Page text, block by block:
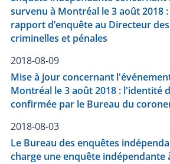
survenu à Montréal le 3 août 2018
rapport d’enquête au Directeur
criminelles et pénales
2018-08-09
Mise à jour concernant
Montréal le 3 août 2018 : l'identité
confirmée par le Bureau du
2018-08-03
Le Bureau des enquêtes
charge une enquête indépendante